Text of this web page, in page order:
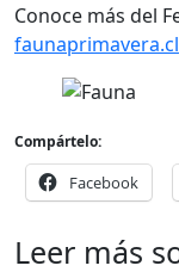
Conoce más del
faunaprimavera.cl
Compártelo:
Facebook
Leer más